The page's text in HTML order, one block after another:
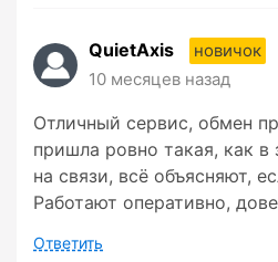
QuietAxis
новичок
10 месяцев назад
Отличный сервис, обмен
пришла ровно такая, как
на связи, всё объясняют,
Работают оперативно,
Ответить